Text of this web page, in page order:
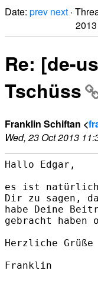
Date: prev next ·
Re: [de-
Tschüss
Franklin Schiftan <
Wed, 23 Oct 2013
Hallo Edgar,
es ist natürlich
Dir zu sagen,
habe Deine
gebracht haben
Herzliche Grüße
Franklin